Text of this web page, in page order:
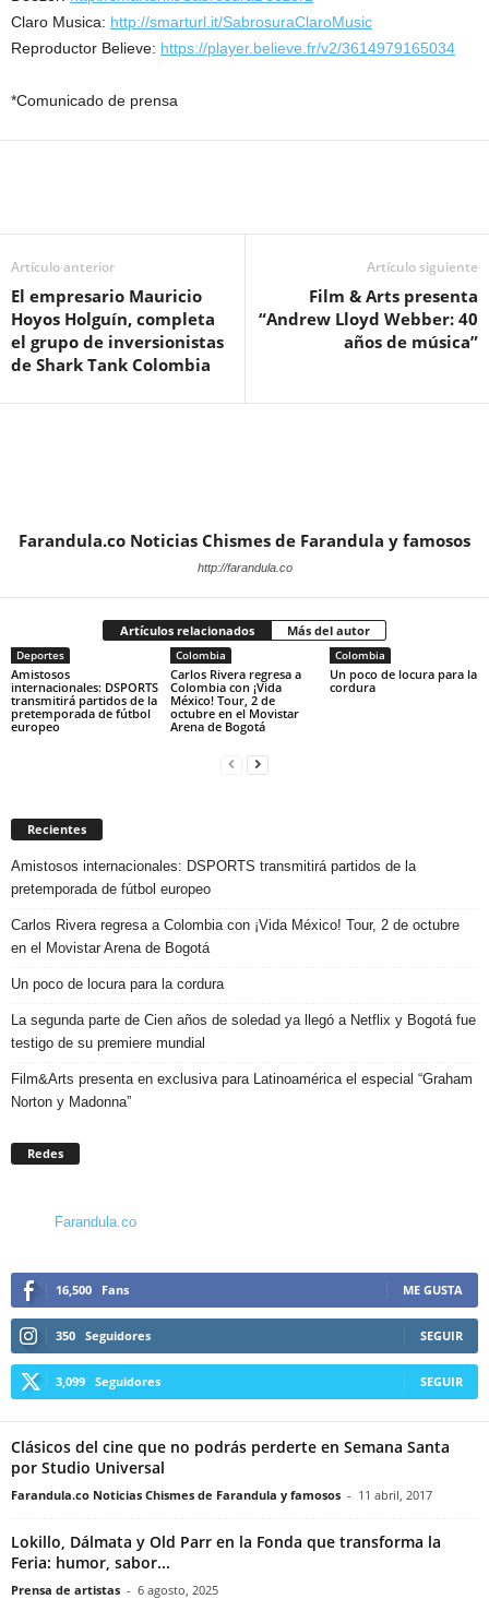
Claro Musica: http://smarturl.it/SabrosuraClaroMusic
Reproductor Believe: https://player.believe.fr/v2/3614979165034
*Comunicado de prensa
Artículo anterior
El empresario Mauricio
Hoyos Holguín, completa
el grupo de inversionistas
de Shark Tank Colombia
Artículo siguiente
Film & Arts presenta
“Andrew Lloyd Webber: 40
años de música”
Farandula.co Noticias Chismes de Farandula y famosos
http://farandula.co
Artículos relacionados Más del autor
Deportes
Amistosos
internacionales: DSPORTS
transmitirá partidos de la
pretemporada de fútbol
europeo
Colombia
Carlos Rivera regresa a
Colombia con ¡Vida
México! Tour, 2 de
octubre en el Movistar
Arena de Bogotá
Colombia
Un poco de locura para la
cordura
Recientes
Amistosos internacionales: DSPORTS transmitirá partidos de la
pretemporada de fútbol europeo
Carlos Rivera regresa a Colombia con ¡Vida México! Tour, 2 de octubre
en el Movistar Arena de Bogotá
Un poco de locura para la cordura
La segunda parte de Cien años de soledad ya llegó a Netflix y Bogotá fue
testigo de su premiere mundial
Film&Arts presenta en exclusiva para Latinoamérica el especial “Graham
Norton y Madonna”
Redes
Farandula.co
16,500 Fans ME GUSTA
350 Seguidores SEGUIR
3,099 Seguidores SEGUIR
Clásicos del cine que no podrás perderte en Semana Santa
por Studio Universal
Farandula.co Noticias Chismes de Farandula y famosos - 11 abril, 2017
Lokillo, Dálmata y Old Parr en la Fonda que transforma la
Feria: humor, sabor...
Prensa de artistas - 6 agosto, 2025